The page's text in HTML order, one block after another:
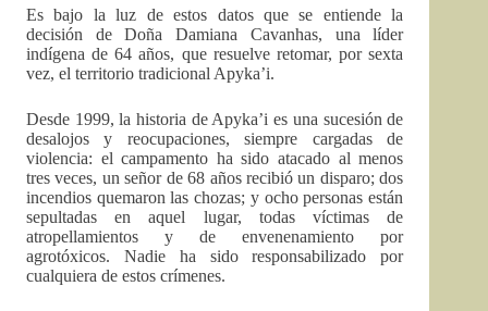
Es bajo la luz de estos datos que se entiende la
decisión de Doña Damiana Cavanhas, una líder
indígena de 64 años, que resuelve retomar, por sexta
vez, el territorio tradicional Apyka’i.
Desde 1999, la historia de Apyka’i es una sucesión de
desalojos y reocupaciones, siempre cargadas de
violencia: el campamento ha sido atacado al menos
tres veces, un señor de 68 años recibió un disparo; dos
incendios quemaron las chozas; y ocho personas están
sepultadas en aquel lugar, todas víctimas de
atropellamientos y de envenenamiento por
agrotóxicos. Nadie ha sido responsabilizado por
cualquiera de estos crímenes.